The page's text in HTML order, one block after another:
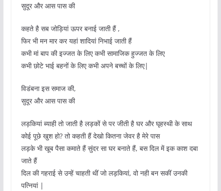
सुदूर और आस पास की
कहते है सब जोड़ियां ऊपर बनाई जाती हैं ,
फिर भी मन मार कर यहां शादियां निभाई जाती हैं
कभी मां बाप की इज्जत के लिए कभी सामाजिक हुज्जत के लिए
कभी छोटे भाई बहनों के लिए कभी अपने बच्चों के लिए|
विडंबना इस समाज की,
सुदूर और आस पास की
लड़कियां ब्याही तो जाती है लड़कों से पर जीती है घर और घृहस्थी के साथ
कोई पूछे खुश हो? तो कहती हैं देखो कितना जेवर है मेरे पास
लड़के भी खूब पैसा कमाते हैं सुंदर सा घर बनाते हैं, बस दिल में इक काश दबा
जाते हैं
दिल की गहराई से उन्हें चाहती थीं जो लड़कियां, वो नही बन सकीं उनकी
पत्नियां |